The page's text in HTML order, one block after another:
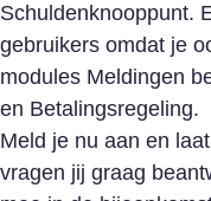
Schuldenknooppunt.
gebruikers omdat je
modules Meldingen
en Betalingsregeling.
Meld je nu aan en
vragen jij graag